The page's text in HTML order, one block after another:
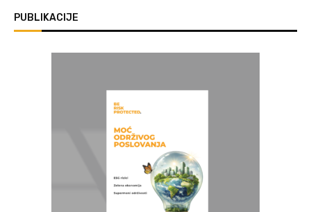
PUBLIKACIJE